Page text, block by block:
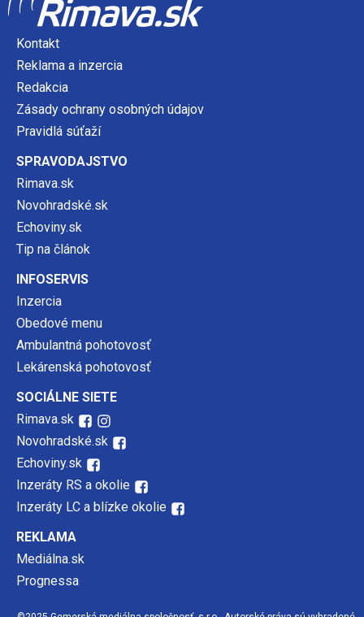
Kontakt
Reklama a inzercia
Redakcia
Zásady ochrany osobných údajov
Pravidlá súťaží
SPRAVODAJSTVO
Rimava.sk
Novohradské.sk
Echoviny.sk
Tip na článok
INFOSERVIS
Inzercia
Obedové menu
Ambulantná pohotovosť
Lekárenská pohotovosť
SOCIÁLNE SIETE
Rimava.sk
Novohradské.sk
Echoviny.sk
Inzeráty RS a okolie
Inzeráty LC a blízke okolie
REKLAMA
Mediálna.sk
Prognessa